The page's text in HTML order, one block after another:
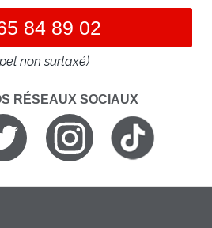
84 89 02
non surtaxé)
RÉSEAUX SOCIAUX